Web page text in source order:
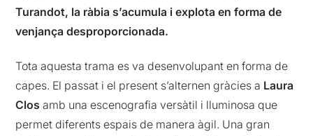
Turandot, la ràbia s’acumula i explota en forma de
venjança desproporcionada.
Tota aquesta trama es va desenvolupant en forma de
capes. El passat i el present s’alternen gràcies a Laura
Clos amb una escenografia versàtil i lluminosa que
permet diferents espais de manera àgil. Una gran